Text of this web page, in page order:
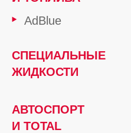
AdBlue
СПЕЦИАЛЬНЫЕ
ЖИДКОСТИ
АВТОСПОРТ
И TOTAL